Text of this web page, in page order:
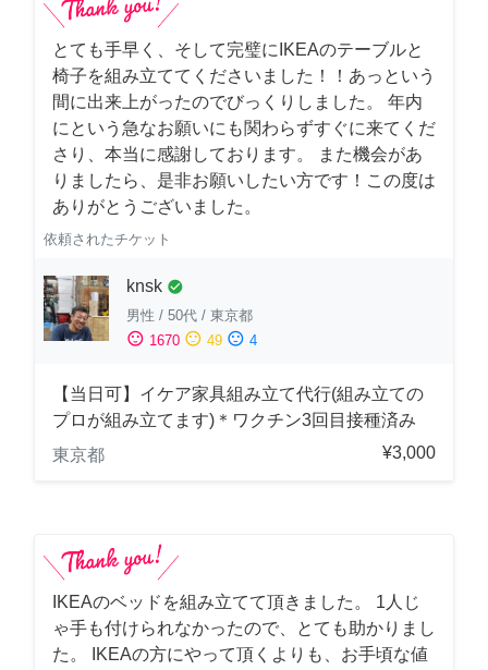
とても手早く、そして完璧にIKEAのテーブルと
椅子を組み立ててくださいました！！あっという
間に出来上がったのでびっくりしました。 年内
にという急なお願いにも関わらずすぐに来てくだ
さり、本当に感謝しております。 また機会があ
りましたら、是非お願いしたい方です！この度は
ありがとうございました。
依頼されたチケット
knsk check_circle
男性 / 50代 / 東京都
sentiment_satisfied 1670 sentiment_neutral 49 sentiment_dissatisfied 4
【当日可】イケア家具組み立て代行(組み立ての
プロが組み立てます)＊ワクチン3回目接種済み
東京都
¥3,000
IKEAのベッドを組み立てて頂きました。 1人じ
ゃ手も付けられなかったので、とても助かりまし
た。 IKEAの方にやって頂くよりも、お手頃な値